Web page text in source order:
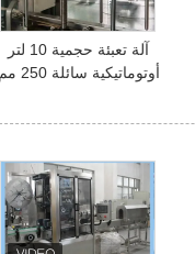
آلة تعبئة حجمية 10 لتر
أوتوماتيكية سائلة 250 مم